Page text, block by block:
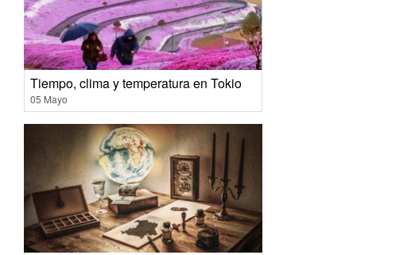
Tiempo, clima y temperatura en Tokio
05 Mayo